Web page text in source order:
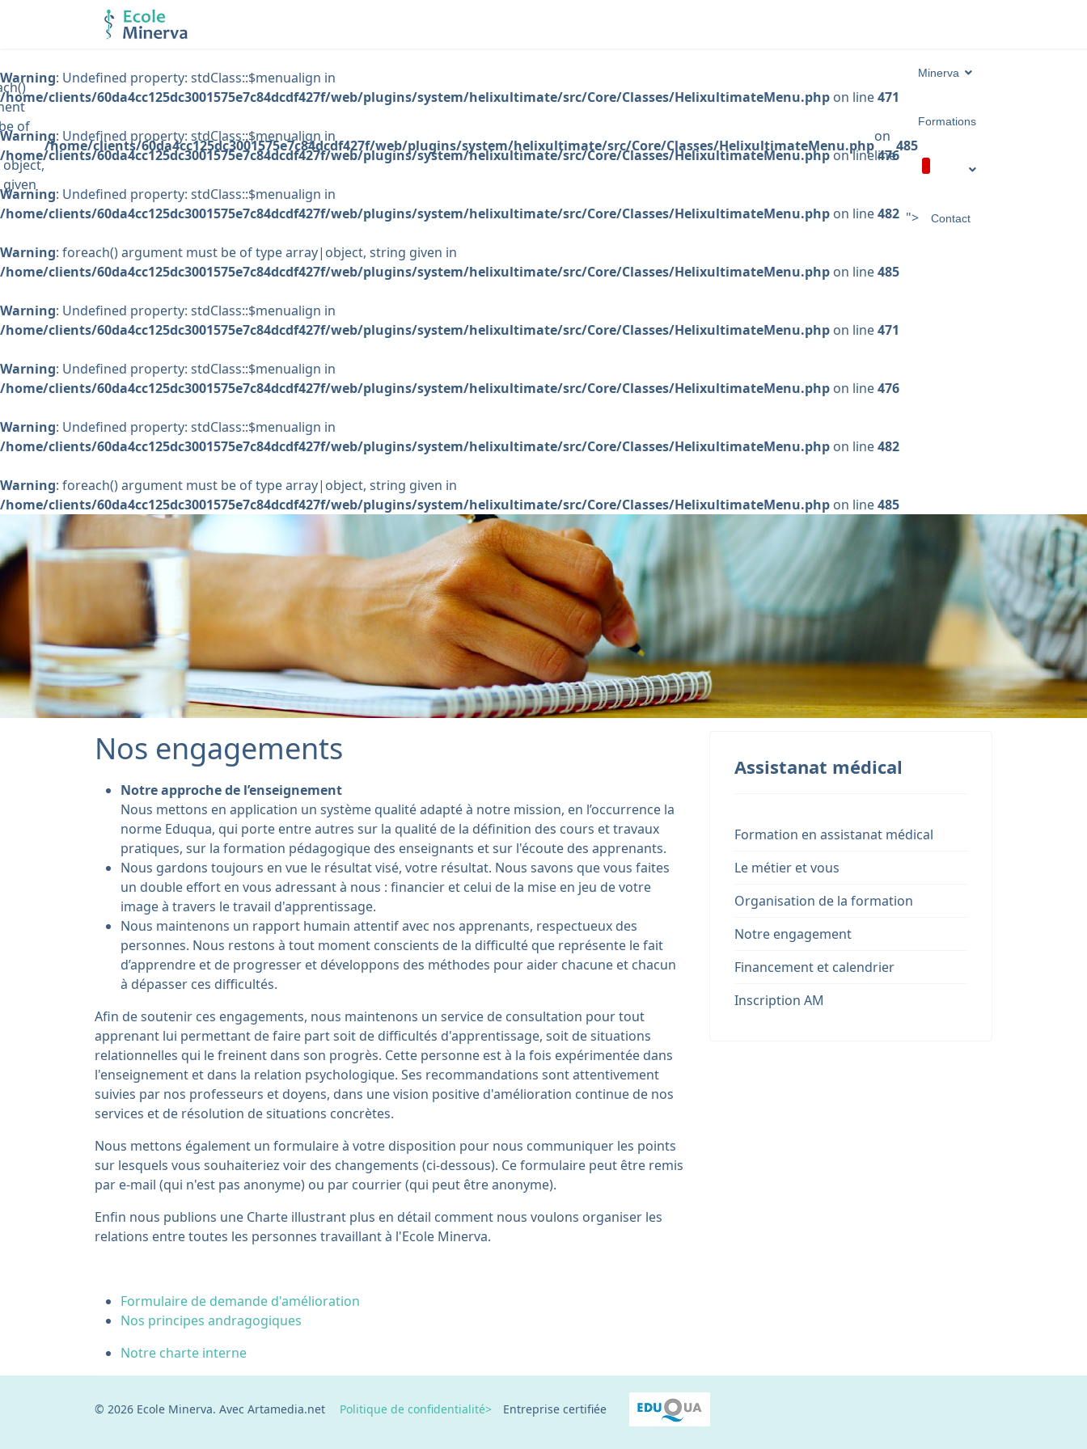
of
/home/clients/60da4cc125dc3001575e7c84dcdf427f/web/plugins/system/helixultimate/src/Core/Classes/HelixultimateMenu.php
on
line
485
Minerva
Formations
"> Contact
Warning: Undefined property: stdClass::$menualign in
/home/clients/60da4cc125dc3001575e7c84dcdf427f/web/plugins/system/helixultimate/src/Core/Classes/HelixultimateMenu.php on line471
Warning: Undefined property: stdClass::$menualign in
/home/clients/60da4cc125dc3001575e7c84dcdf427f/web/plugins/system/helixultimate/src/Core/Classes/HelixultimateMenu.phpon line476
Warning: Undefined property: stdClass::$menualign in
/home/clients/60da4cc125dc3001575e7c84dcdf427f/web/plugins/system/helixultimate/src/Core/Classes/HelixultimateMenu.php on line482
Warning: foreach() argument must be of type array|object, string given in
/home/clients/60da4cc125dc3001575e7c84dcdf427f/web/plugins/system/helixultimate/src/Core/Classes/HelixultimateMenu.php on line485
Warning: Undefined property: stdClass::$menualign in
/home/clients/60da4cc125dc3001575e7c84dcdf427f/web/plugins/system/helixultimate/src/Core/Classes/HelixultimateMenu.php on line471
Warning: Undefined property: stdClass::$menualign in
/home/clients/60da4cc125dc3001575e7c84dcdf427f/web/plugins/system/helixultimate/src/Core/Classes/HelixultimateMenu.php on line476
Warning: Undefined property: stdClass::$menualign in
/home/clients/60da4cc125dc3001575e7c84dcdf427f/web/plugins/system/helixultimate/src/Core/Classes/HelixultimateMenu.php on line482
Warning: foreach() argument must be of type array|object, string given in
/home/clients/60da4cc125dc3001575e7c84dcdf427f/web/plugins/system/helixultimate/src/Core/Classes/HelixultimateMenu.php on line485
Nos engagements
Notre approche de l’enseignement
Nous mettons en application un système qualité adapté à notre mission, en l’occurrence la
norme Eduqua, qui porte entre autres sur la qualité de la définition des cours et travaux
pratiques, sur la formation pédagogique des enseignants et sur l'écoute des apprenants.
Nous gardons toujours en vue le résultat visé, votre résultat. Nous savons que vous faites
un double effort en vous adressant à nous : financier et celui de la mise en jeu de votre
image à travers le travail d'apprentissage.
Nous maintenons un rapport humain attentif avec nos apprenants, respectueux des
personnes. Nous restons à tout moment conscients de la difficulté que représente le fait
d’apprendre et de progresser et développons des méthodes pour aider chacune et chacun
à dépasser ces difficultés.
Afin de soutenir ces engagements, nous maintenons un service de consultation pour tout
apprenant lui permettant de faire part soit de difficultés d'apprentissage, soit de situations
relationnelles qui le freinent dans son progrès. Cette personne est à la fois expérimentée dans
l'enseignement et dans la relation psychologique. Ses recommandations sont attentivement
suivies par nos professeurs et doyens, dans une vision positive d'amélioration continue de nos
services et de résolution de situations concrètes.
Nous mettons également un formulaire à votre disposition pour nous communiquer les points
sur lesquels vous souhaiteriez voir des changements (ci-dessous). Ce formulaire peut être remis
par e-mail (qui n'est pas anonyme) ou par courrier (qui peut être anonyme).
Enfin nous publions une Charte illustrant plus en détail comment nous voulons organiser les
relations entre toutes les personnes travaillant à l'Ecole Minerva.
Formulaire de demande d'amélioration
Nos principes andragogiques
Notre charte interne
Assistanat médical
Formation en assistanat médical
Le métier et vous
Organisation de la formation
Notre engagement
Financement et calendrier
Inscription AM
© 2026 Ecole Minerva. Avec Artamedia.net Politique de confidentialité> Entreprise certifiée